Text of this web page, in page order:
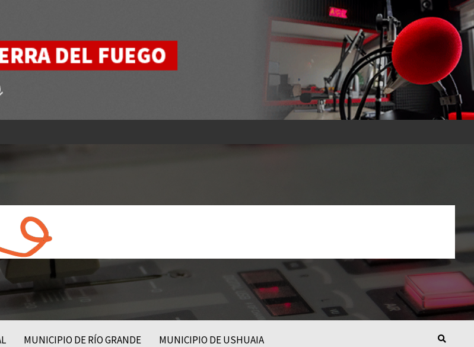
MUNICIPIO DE RÍO GRANDE MUNICIPIO DE USHUAIA